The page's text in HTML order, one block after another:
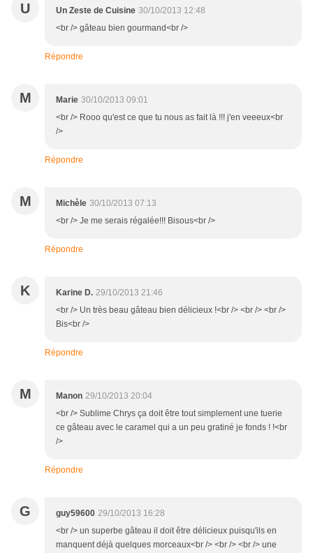
U Un Zeste de Cuisine 30/10/2013 12:48
<br /> gâteau bien gourmand<br />
Répondre
M Marie 30/10/2013 09:01
<br /> Rooo qu'est ce que tu nous as fait là !!! j'en veeeux<br
/>
Répondre
M Michèle 30/10/2013 07:13
<br /> Je me serais régalée!!! Bisous<br />
Répondre
K Karine D. 29/10/2013 21:46
<br /> Un très beau gâteau bien délicieux !<br /> <br /> <br />
Bis<br />
Répondre
M Manon 29/10/2013 20:04
<br /> Sublime Chrys ça doit être tout simplement une tuerie
ce gâteau avec le caramel qui a un peu gratiné je fonds ! !<br
/>
Répondre
G guy59600 29/10/2013 16:28
<br /> un superbe gâteau il doit être délicieux puisqu'ils en
manquent déjà quelques morceaux<br /> <br /> <br /> une